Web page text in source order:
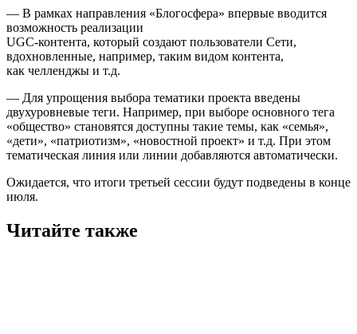
— В рамках направления «Блогосфера» впервые вводится
возможность реализации
UGC-контента, который создают пользователи Сети,
вдохновленные, например, таким видом контента,
как челленджы и т.д.
— Для упрощения выбора тематики проекта введены
двухуровневые теги. Например, при выборе основного тега
«общество» становятся доступны такие темы, как «семья»,
«дети», «патриотизм», «новостной проект» и т.д. При этом
тематическая линия или линии добавляются автоматически.
Ожидается, что итоги третьей сессии будут подведены в конце
июля.
Читайте также